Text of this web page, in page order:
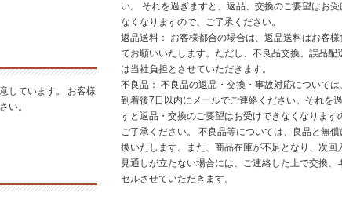
しています。 お客様
い。
い。 それを過ぎますと、返品、交換のご要望はお受
なくなりますので、ご了承ください。
返品送料： お客様都合の場合は、返品送料はお客様
てお願いいたします。ただし、不良品交換、誤品配
は当社負担とさせていただきます。
不良品： 不良品の返品・交換・事故対応については
到着後7日以内にメールでご連絡ください。それを
すと返品・交換のご要望はお受けできなくなります
ご了承ください。 不良品等については、良品と無償
換いたします。また、商品在庫が不足となり、次回
見通しが立たない場合には、ご連絡した上で交換、
セルさせていただきます。